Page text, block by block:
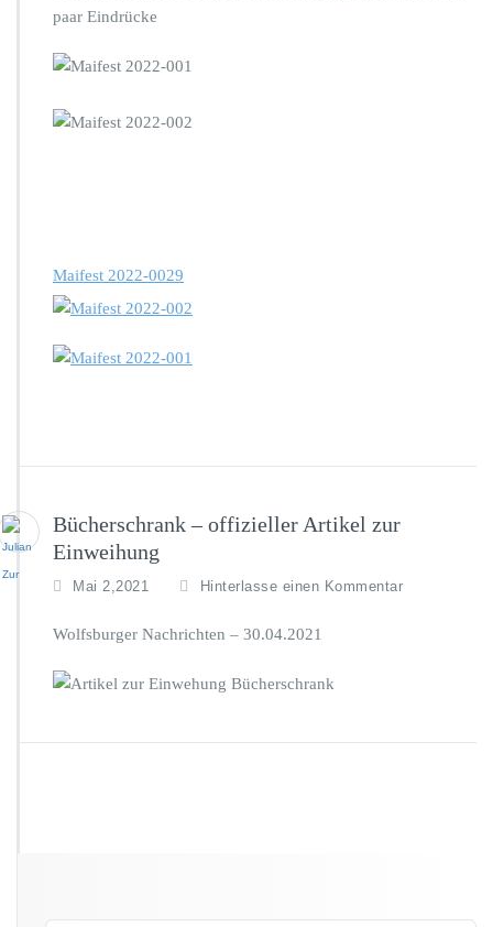
paar Eindrücke
Maifest 2022-0029
Bücherschrank – offizieller Artikel zur
Einweihung
Mai 2,2021 Hinterlasse einen Kommentar
Wolfsburger Nachrichten – 30.04.2021